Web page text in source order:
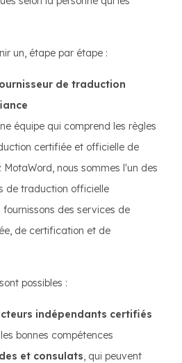
un, étape par étape :
de traduction
équipe qui comprend les règles
certifiée et officielle de
MotaWord, nous sommes l'un des
de traduction officielle
fournissons des services de
de certification et de
possibles :
indépendants certifiés
bonnes compétences
et consulats, qui peuvent